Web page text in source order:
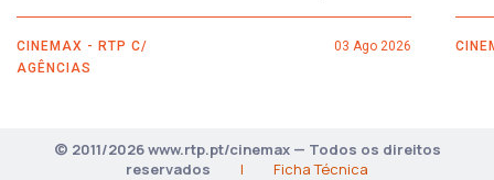
CINEMAX - RTP C/
AGÊNCIAS
03 Ago 2026
© 2011/2026 www.rtp.pt/cinemax — Todos os direitos
reservados
| Ficha Técnica